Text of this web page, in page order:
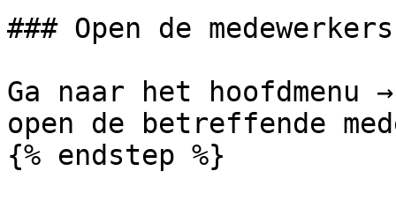
### Open de
Ga naar het hoofdmenu
open de betreffende
{% endstep %}